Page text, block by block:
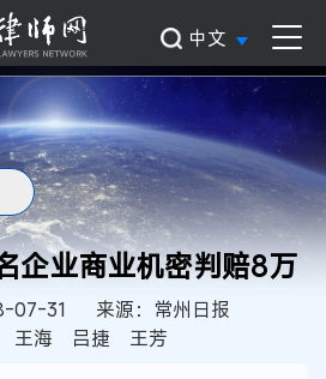
中文
企业商业机密判赔8万
07-31
来源：常州日报
王海 吕捷 王芳